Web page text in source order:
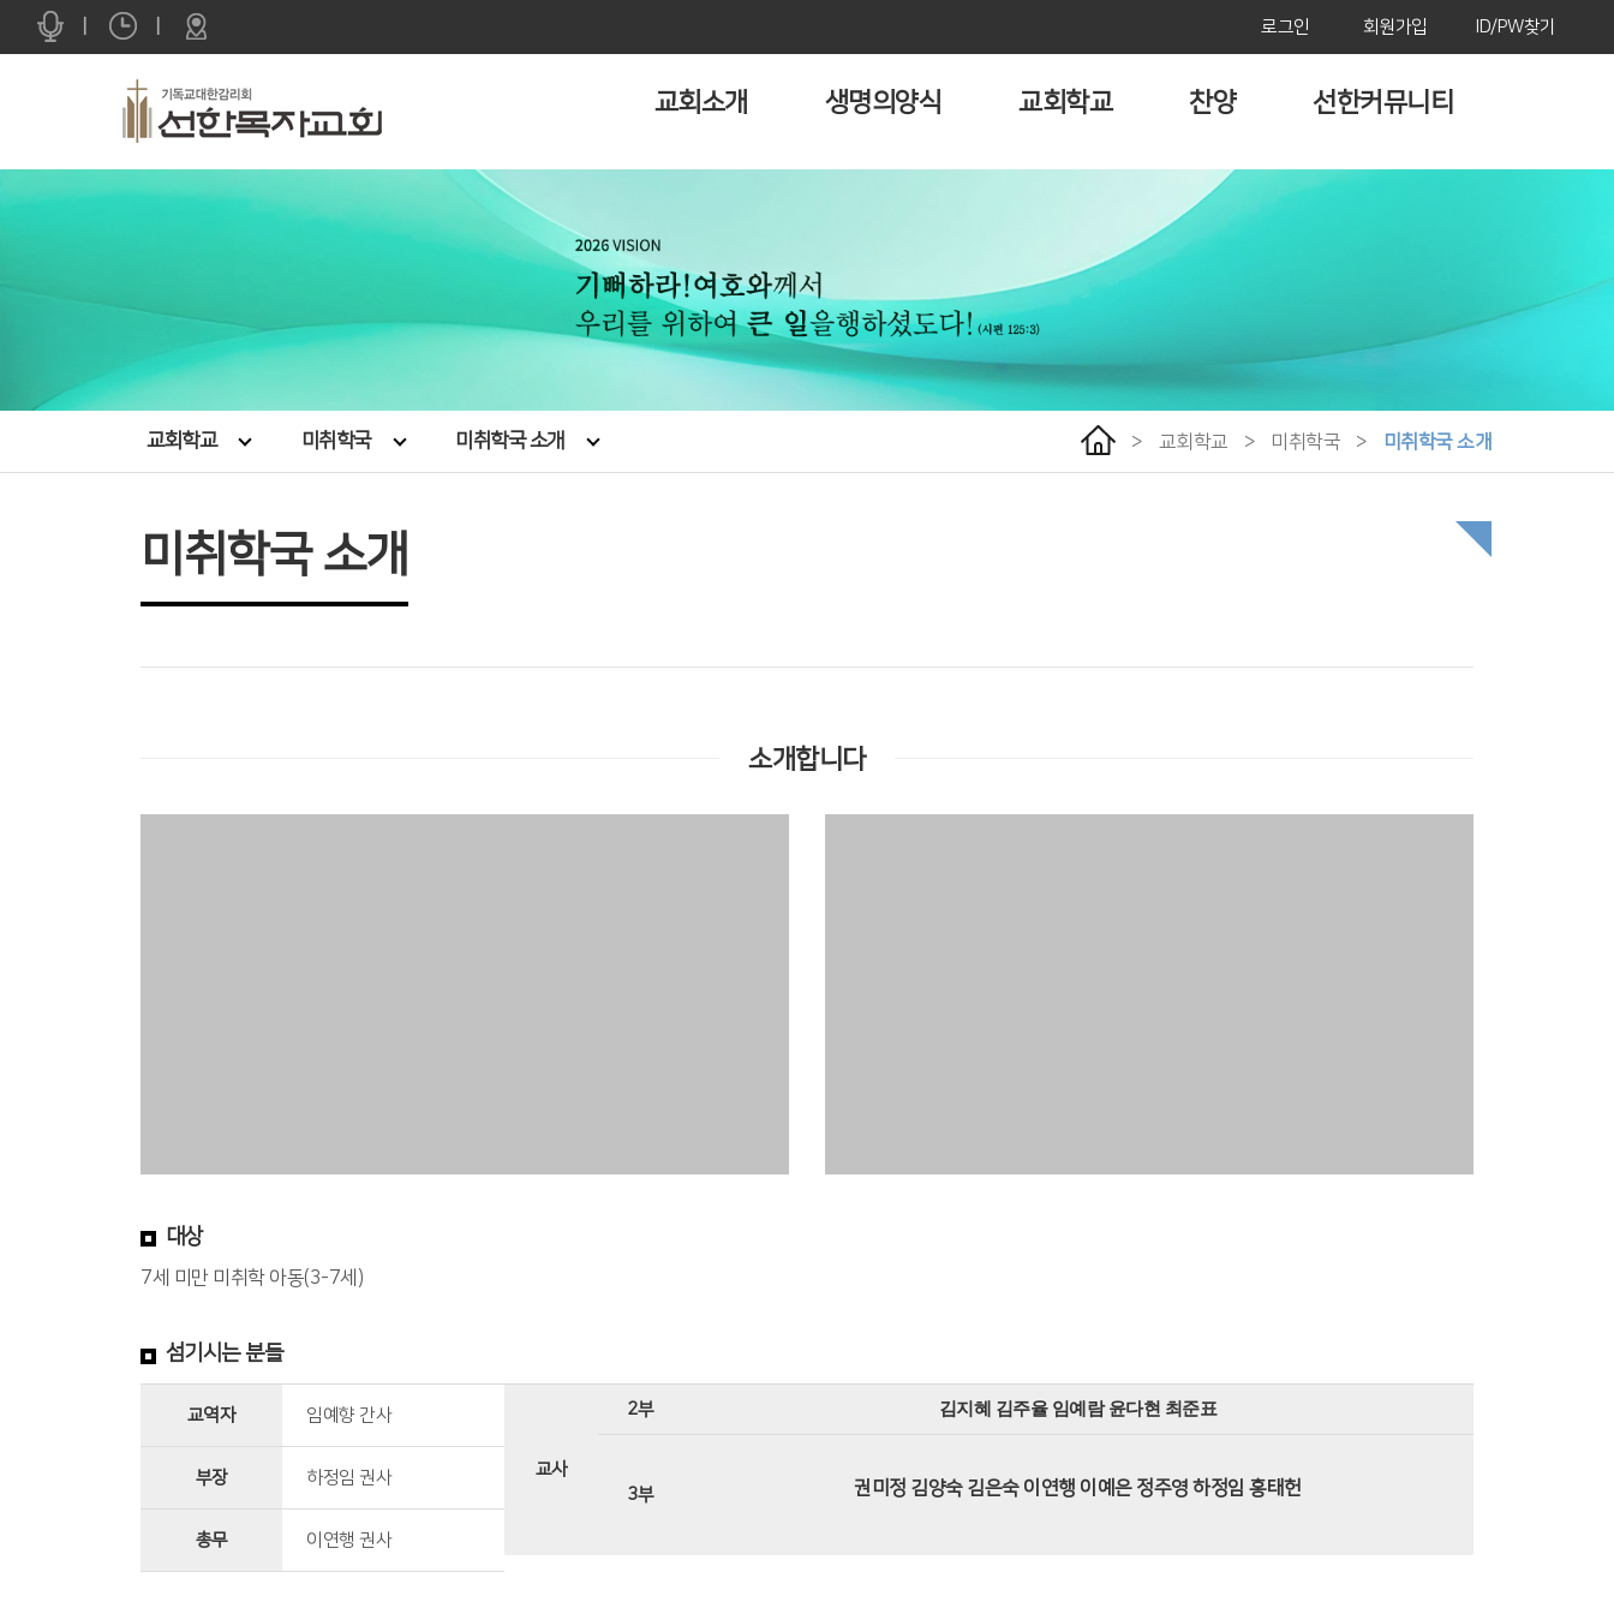
로그인 회원가입 ID/PW찾기
교회소개 생명의양식 교회학교 찬양 선한커뮤니티
교회학교 미취학국 미취학국 소개 > 교회학교 > 미취학국 > 미취학국 소개
미취학국 소개
소개합니다
대상
7세 미만 미취학 아동(3-7세)
섬기시는 분들
교역자 임예향 간사
교사
2부 김지혜 김주율 임예람 윤다현 최준표
3부 권미정 김양숙 김은숙 이연행 이예은 정주영 하정임 홍태헌
부장 하정임 권사
총무 이연행 권사